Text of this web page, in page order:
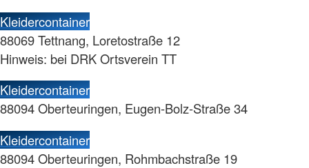
Kleidercontainer
88069 Tettnang, Loretostraße 12
Hinweis: bei DRK Ortsverein TT
Kleidercontainer
88094 Oberteuringen, Eugen-Bolz-Straße 34
Kleidercontainer
88094 Oberteuringen, Rohmbachstraße 19